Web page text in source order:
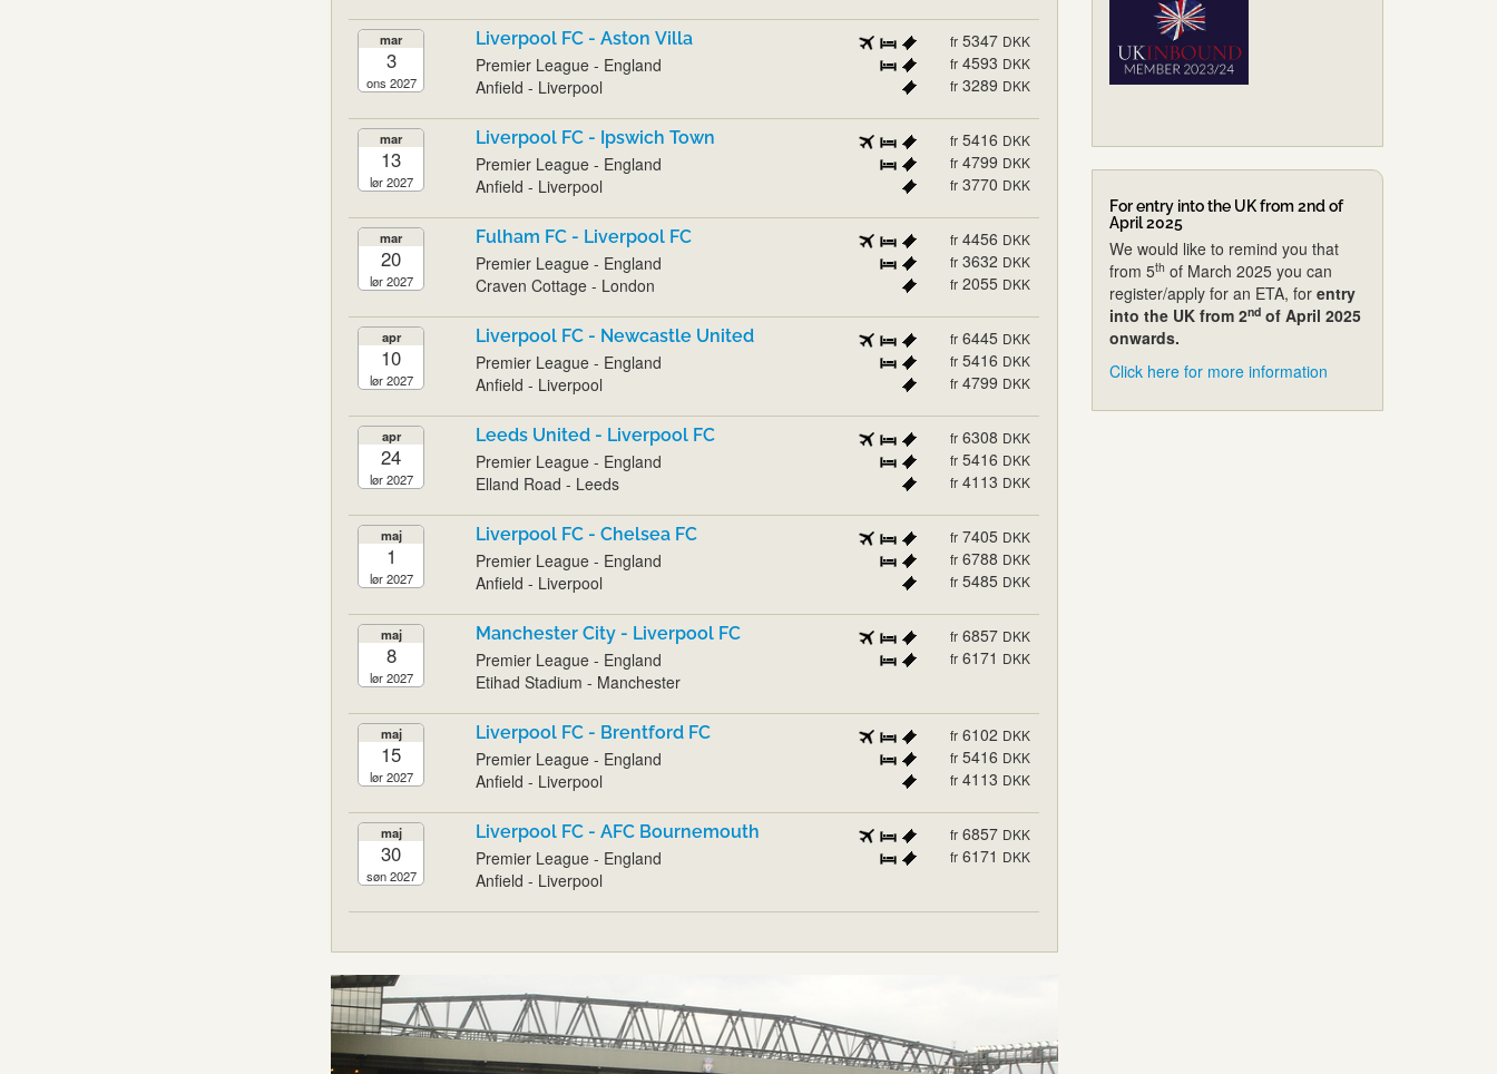
mar
3
ons 2027
Liverpool FC - Aston Villa
Premier League - England
Anfield - Liverpool
fr 5347 DKK
fr 4593 DKK
fr 3289 DKK
mar
13
lør 2027
Liverpool FC - Ipswich Town
Premier League - England
Anfield - Liverpool
fr 5416 DKK
fr 4799 DKK
fr 3770 DKK
mar
20
lør 2027
Fulham FC - Liverpool FC
Premier League - England
Craven Cottage - London
fr 4456 DKK
fr 3632 DKK
fr 2055 DKK
apr
10
lør 2027
Liverpool FC - Newcastle United
Premier League - England
Anfield - Liverpool
fr 6445 DKK
fr 5416 DKK
fr 4799 DKK
apr
24
lør 2027
Leeds United - Liverpool FC
Premier League - England
Elland Road - Leeds
fr 6308 DKK
fr 5416 DKK
fr 4113 DKK
maj
1
lør 2027
Liverpool FC - Chelsea FC
Premier League - England
Anfield - Liverpool
fr 7405 DKK
fr 6788 DKK
fr 5485 DKK
maj
8
lør 2027
Manchester City - Liverpool FC
Premier League - England
Etihad Stadium - Manchester
fr 6857 DKK
fr 6171 DKK
maj
15
lør 2027
Liverpool FC - Brentford FC
Premier League - England
Anfield - Liverpool
fr 6102 DKK
fr 5416 DKK
fr 4113 DKK
maj
30
søn 2027
Liverpool FC - AFC Bournemouth
Premier League - England
Anfield - Liverpool
fr 6857 DKK
fr 6171 DKK
For entry into the UK from 2nd of
April 2025
We would like to remind you that
from 5th of March 2025 you can
register/apply for an ETA, for entry
into the UK from 2ndof April 2025
onwards.
Click here for more information